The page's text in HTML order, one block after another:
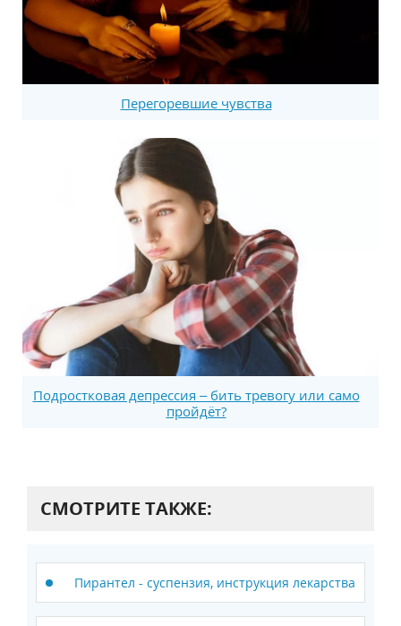
Перегоревшие чувства
Подростковая депрессия – бить тревогу или само
пройдёт?
СМОТРИТЕ ТАКЖЕ:
Пирантел - суспензия, инструкция лекарства